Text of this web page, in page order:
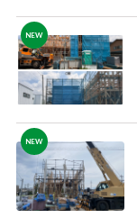
NEW
NEW